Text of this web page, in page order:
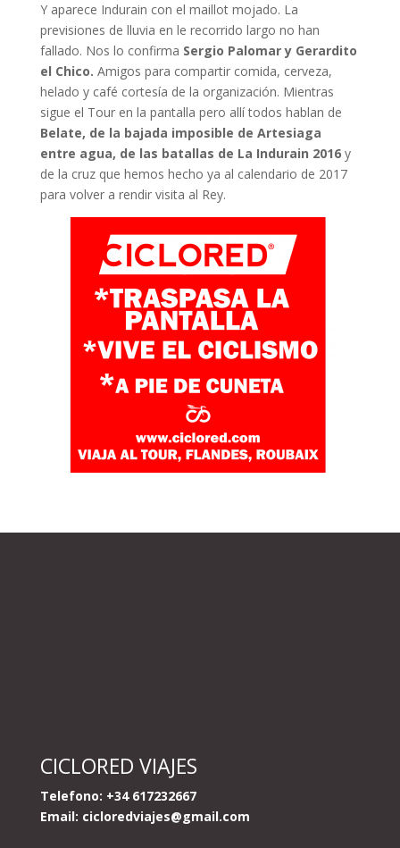
Y aparece Indurain con el maillot mojado. La
previsiones de lluvia en le recorrido largo no han
fallado. Nos lo confirma Sergio Palomar y Gerardito
el Chico. Amigos para compartir comida, cerveza,
helado y café cortesía de la organización. Mientras
sigue el Tour en la pantalla pero allí todos hablan de
Belate, de la bajada imposible de Artesiaga
entre agua, de las batallas de La Indurain 2016y
de la cruz que hemos hecho ya al calendario de 2017
para volver a rendir visita al Rey.
CICLORED VIAJES
Telefono: +34 617232667
Email: cicloredviajes@gmail.com